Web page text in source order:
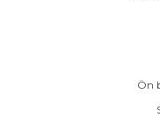
Ön